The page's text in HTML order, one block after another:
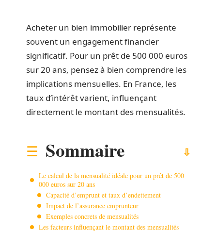
Acheter un bien immobilier représente
souvent un engagement financier
significatif. Pour un prêt de 500 000 euros
sur 20 ans, pensez à bien comprendre les
implications mensuelles. En France, les
taux d’intérêt varient, influençant
directement le montant des mensualités.
Sommaire
Le calcul de la mensualité idéale pour un prêt de 500
000 euros sur 20 ans
Capacité d’emprunt et taux d’endettement
Impact de l’assurance emprunteur
Exemples concrets de mensualités
Les facteurs influençant le montant des mensualités